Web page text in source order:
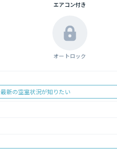
エアコン付き
オートロック
最新の空室状況が知りたい